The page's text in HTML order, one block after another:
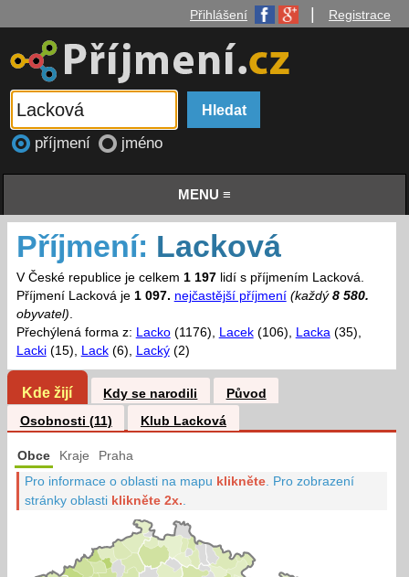
Přihlášení Registrace
příjmení jméno
MENU ≡
Příjmení: Lacková
V České republice je celkem 1 197lidí s příjmením Lacková.
Příjmení Lacková je 1 097. nejčastější příjmení (každý 8 580.
obyvatel).
Přechýlená forma z: Lacko(1176), Lacek(106), Lacka(35),
Lacki(15), Lack(6), Lacký(2)
Kde žijí Kdy se narodili
Původ
Osobnosti (11)
Klub Lacková
Obce Kraje Praha
Pro informace o oblasti na mapu klikněte Pro zobrazení
stránky oblasti klikněte 2x.